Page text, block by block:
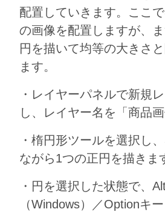
配置していきます。ここ
の画像を配置しますが、
円を描いて均等の大きさ
ます。
・レイヤーパネルで新規
し、レイヤー名を「商品
・楕円形ツールを選択し
ながら1つの正円を描きま
・円を選択した状態で、
（Windows）／Optionキ